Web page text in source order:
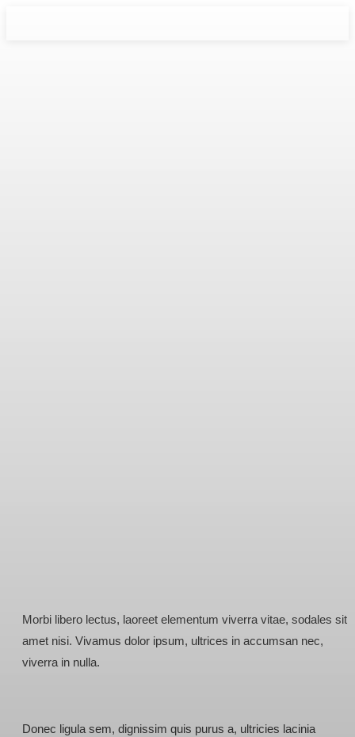
Morbi libero lectus, laoreet elementum viverra vitae, sodales sit
amet nisi. Vivamus dolor ipsum, ultrices in accumsan nec,
viverra in nulla.
Donec ligula sem, dignissim quis purus a, ultricies lacinia